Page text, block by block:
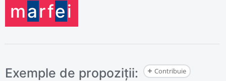
marfei
Exemple de propoziții: Contribuie